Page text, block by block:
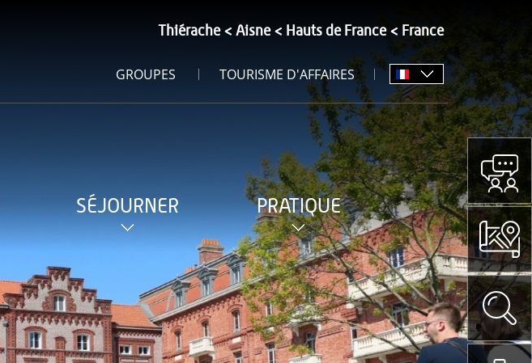
Thiérache Aisne Hauts de France France
GROUPES TOURISME D'AFFAIRES
SÉJOURNER PRATIQUE